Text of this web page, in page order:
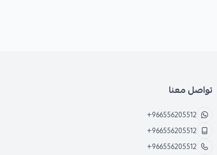
تواصل معنا
+966556205512
+966556205512
+966556205512